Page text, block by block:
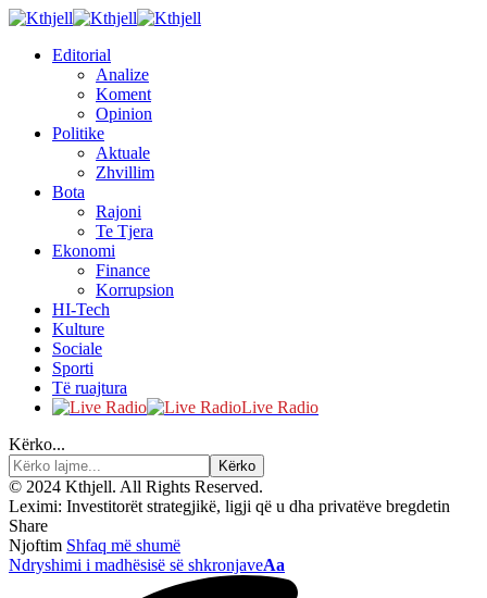
Editorial
Analize
Koment
Opinion
Politike
Aktuale
Zhvillim
Bota
Rajoni
Te Tjera
Ekonomi
Finance
Korrupsion
HI-Tech
Kulture
Sociale
Sporti
Të ruajtura
Live Radio
Kërko...
© 2024 Kthjell. All Rights Reserved.
Leximi: Investitorët strategjikë, ligji që u dha privatëve bregdetin
Share
Njoftim Shfaq më shumë
Ndryshimi i madhësisë së shkronjaveAa